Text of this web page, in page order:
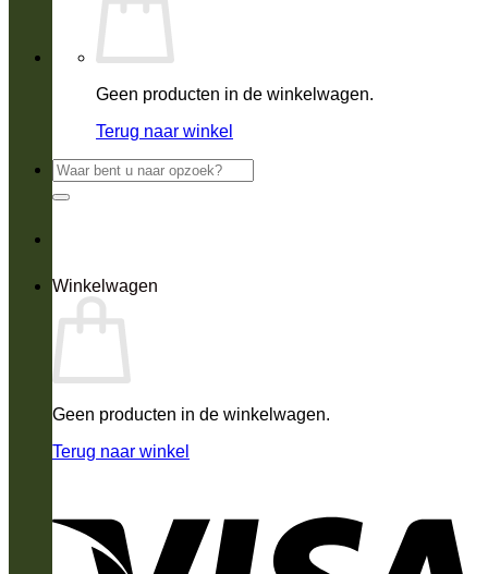
Geen producten in de winkelwagen.
Terug naar winkel
Zoeken
naar:
Winkelwagen
Geen producten in de winkelwagen.
Terug naar winkel